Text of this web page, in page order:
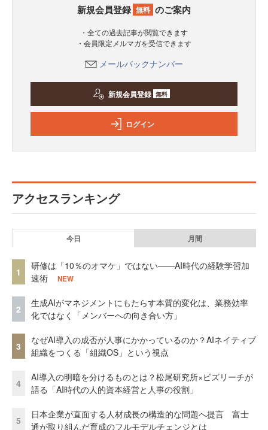
新規会員登録 無料 のご案内
・全ての過去記事が閲覧できます
・会員限定メルマガを受信できます
メールバックナンバー
新規会員登録 無料
ログイン
アクセスランキング
今日 月間
1
研修は「10％のオマケ」ではない——AI時代の経験学習加
速術
NEW
2
生成AIがマネジメントにもたらす本質的変化は、業務効率
化ではなく「メンバーへの向き合い方」
3
なぜAI導入の成否が人事にかかっているのか？AIネイティブ
組織をつくる「組織OS」という視点
4
AI導入の明暗を分けるものとは？松尾研究所×ビズリーチが
語る「AI時代の人的資本経営と人事の役割」
5
日本企業が直面する人材成長の構造的な問題へ提言 富士
通が取り組んだ育成のフルモデルチェンジとは